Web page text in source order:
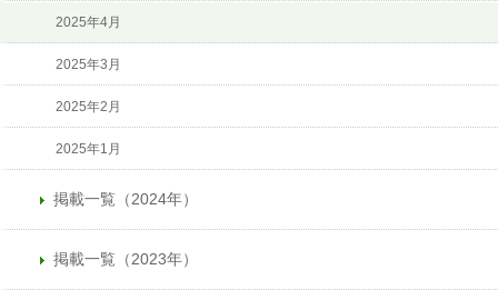
2025年4月
2025年3月
2025年2月
2025年1月
掲載一覧（2024年）
掲載一覧（2023年）